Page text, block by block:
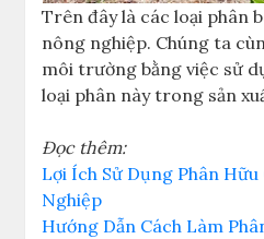
Trên đây là các loại phân
nông nghiệp. Chúng ta
môi trường bằng việc sử
loại phân này trong sản
Đọc thêm:
Lợi Ích Sử Dụng Phân
Nghiệp
Hướng Dẫn Cách Làm